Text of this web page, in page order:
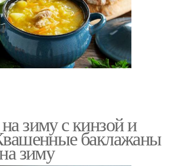
зиму с кинзой и
баклажаны
зиму